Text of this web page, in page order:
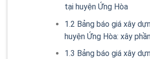
tại huyện Ứng Hòa
1.2 Bảng báo giá xây
huyện Ứng Hòa: xây
1.3 Bảng báo giá xây